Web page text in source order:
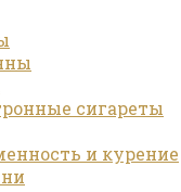
сигареты
и курение